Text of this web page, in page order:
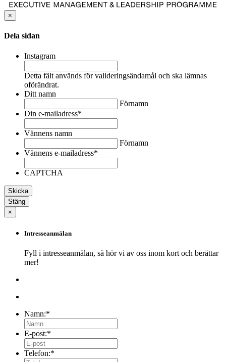
×
Dela sidan
Instagram
Detta fält används för valideringsändamål och ska lämnas
oförändrat.
Ditt namn
Förnamn
Din e-mailadress*
Vännens namn
Förnamn
Vännens e-mailadress*
CAPTCHA
Stäng
×
Intresseanmälan
Fyll i intresseanmälan, så hör vi av oss inom kort och berättar
mer!
Namn:*
E-post:*
Telefon:*